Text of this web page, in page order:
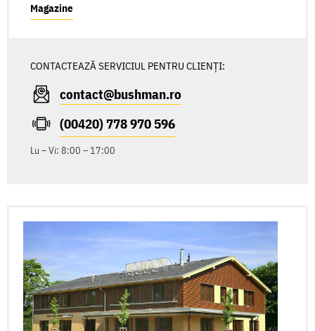
Magazine
CONTACTEAZĂ SERVICIUL PENTRU CLIENȚI:
contact@bushman.ro
(00420) 778 970 596
Lu – Vi: 8:00 – 17:00